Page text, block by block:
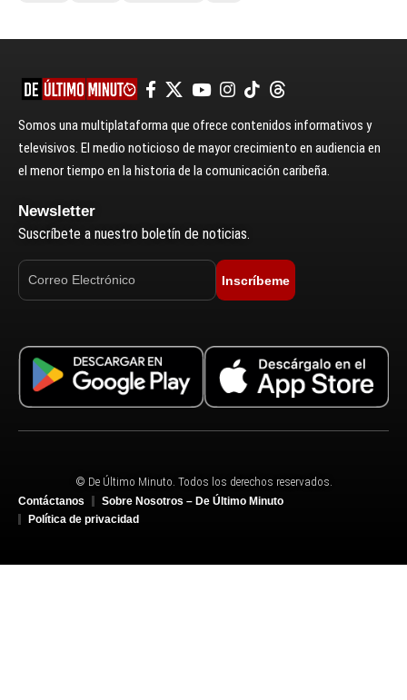
Somos una multiplataforma que ofrece contenidos informativos y
televisivos. El medio noticioso de mayor crecimiento en audiencia en
el menor tiempo en la historia de la comunicación caribeña.
Newsletter
Suscríbete a nuestro boletín de noticias.
Inscríbeme
© De Último Minuto. Todos los derechos reservados.
Contáctanos
Sobre Nosotros – De Último Minuto
Política de privacidad